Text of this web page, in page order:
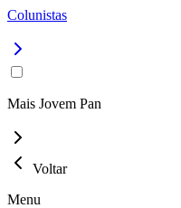
Colunistas
Mais Jovem Pan
Voltar
Menu